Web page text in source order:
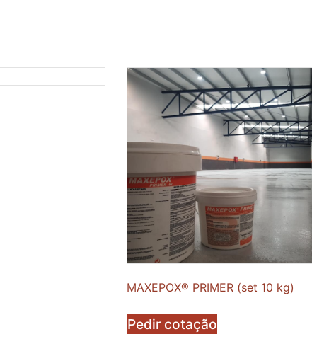
MAXEPOX® PRIMER (set 10 kg)
Pedir cotação